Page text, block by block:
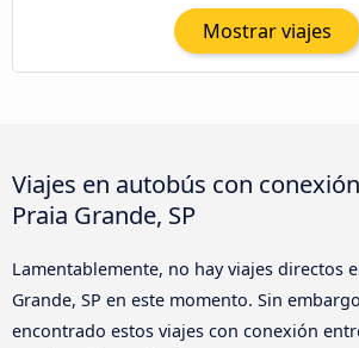
Mostrar viajes
Viajes en autobús con
Praia Grande, SP
Lamentablemente, no hay viajes directos
Grande, SP en este momento. Sin
encontrado estos viajes con conexión